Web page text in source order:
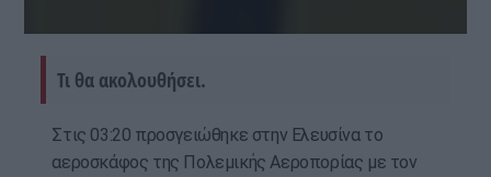
Τι θα ακολουθήσει.
Στις 03:20 προσγειώθηκε στην Ελευσίνα το
αεροσκάφος της Πολεμικής Αεροπορίας με τον